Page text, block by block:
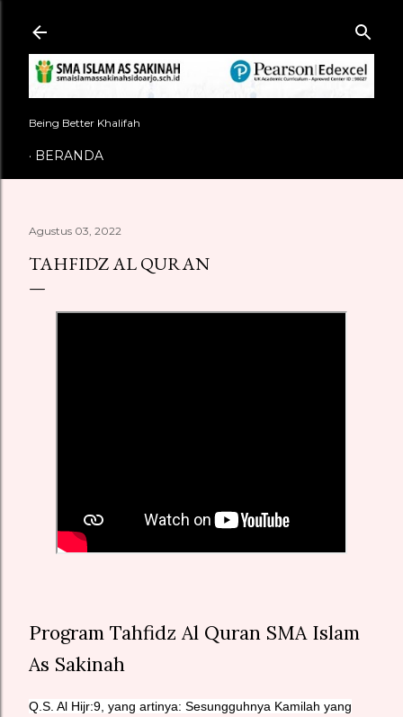
Being Better Khalifah
BERANDA
Agustus 03, 2022
TAHFIDZ AL QURAN
Program Tahfidz Al Quran SMA Islam
As Sakinah
Q.S. Al Hijr:9, yang artinya: Sesungguhnya Kamilah yang